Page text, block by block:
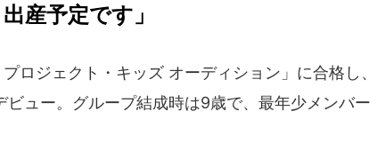
産予定です」
ジェクト・キッズ オーディション」に合格し、
ュー。グループ結成時は9歳で、最年少メンバー